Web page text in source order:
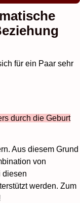
für ein Paar sehr
durch die Geburt
Aus diesem Grund
von
diesen
werden. Zum